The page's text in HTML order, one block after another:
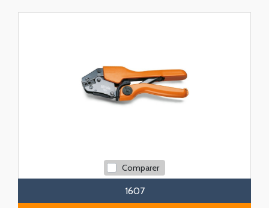
Comparer
1607